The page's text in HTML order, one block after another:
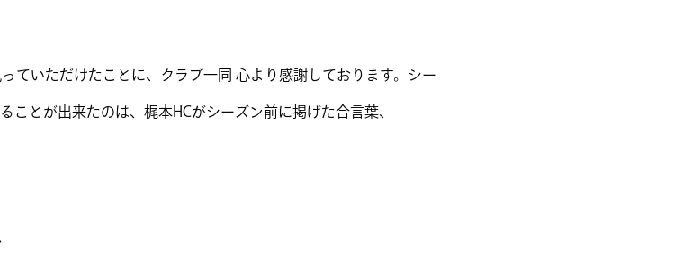
ていただけたことに、クラブ一同 心より感謝しております。シー
ことが出来たのは、梶本HCがシーズン前に掲げた合言葉、